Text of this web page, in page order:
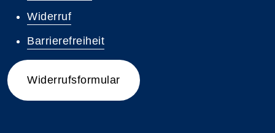
Widerruf
Barrierefreiheit
Widerrufsformular